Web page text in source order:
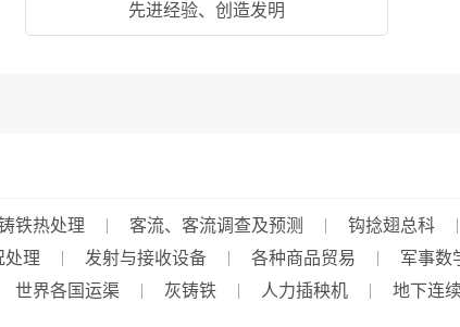
先进经验、创造发明
铁热处理 客流、客流调查及预测 钩捻翅总科
处理 发射与接收设备 各种商品贸易 军事数
世界各国运渠 灰铸铁 人力插秧机 地下连